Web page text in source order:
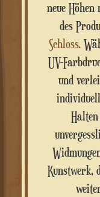
neue
des
Schloss.
UV-
und
Halten
Kunstwerk,